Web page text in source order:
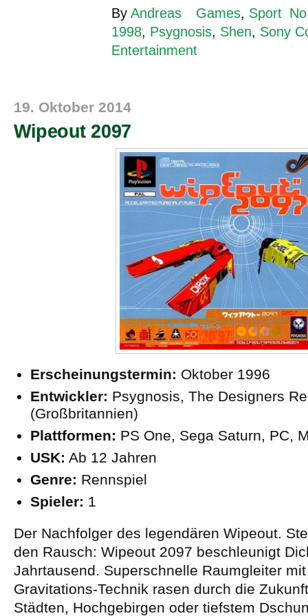
By Andreas Games, Sport
1998, Psygnosis, Shen, Sony
Entertainment
19. Oktober 2014
Wipeout 2097
Erscheinungstermin: Oktober 1996
Entwickler: Psygnosis, The Designers
(Großbritannien)
Plattformen: PS One, Sega Saturn, PC,
USK: Ab 12 Jahren
Genre: Rennspiel
Spieler: 1
Der Nachfolger des legendären Wipeout.
den Rausch: Wipeout 2097 beschleunigt
Jahrtausend. Superschnelle Raumgleiter
Gravitations-Technik rasen durch die
Städten, Hochgebirgen oder tiefstem